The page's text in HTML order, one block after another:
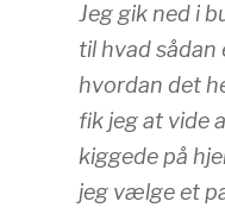
Jeg gik ned i
til hvad sådan
hvordan det
fik jeg at vide
kiggede på
jeg vælge et